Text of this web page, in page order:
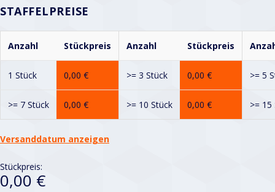
STAFFELPREISE
Anzahl Stückpreis Anzahl Stückpreis
1 Stück 0,00 € >= 3 Stück 0,00 € >= 5
>= 7 Stück 0,00 € >= 10 Stück 0,00 € >= 15
Versanddatum anzeigen
Stückpreis:
0,00 €